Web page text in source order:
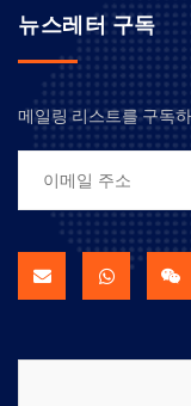
뉴스레터 구독
메일링 리스트를 구독